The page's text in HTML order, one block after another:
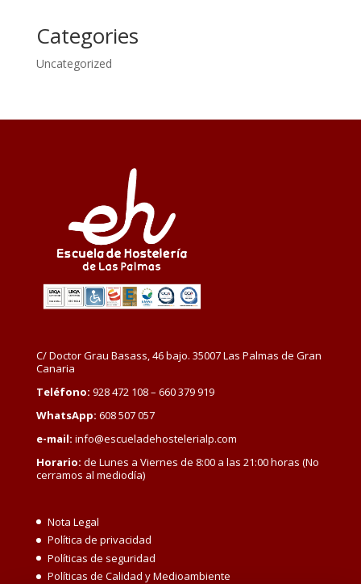
Categories
Uncategorized
C/ Doctor Grau Basass, 46 bajo. 35007 Las Palmas de Gran
Canaria
Teléfono: 928 472 108 – 660 379 919
WhatsApp: 608 507 057
e-mail: info@escueladehostelerialp.com
Horario: de Lunes a Viernes de 8:00 a las 21:00 horas (No
cerramos al mediodía)
Nota Legal
Política de privacidad
Políticas de seguridad
Políticas de Calidad y Medioambiente